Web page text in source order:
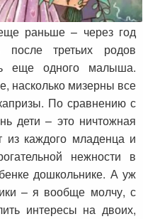
раньше – через год
третьих родов
еще одного малыша.
насколько мизерны все
По сравнению с
дети – это ничтожная
из каждого младенца и
нежности в
дошкольнике. А уж
– я вообще молчу, с
интересы на двоих,